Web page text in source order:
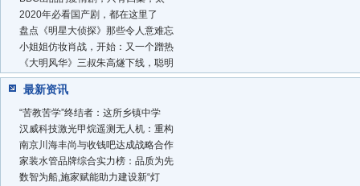
2020年必看国产剧，都在这里了
盘点《明星大侦探》那些令人意难忘
小姐姐仿妆肖战，开始：又一个蹭热
《大明风华》三叔朱高燧下线，聪明
最新资讯
“苦教苦学”终结者：这所乡镇中学
汉威科技激光甲烷遥测无人机：重构
南京川海丰尚与收钱吧达成战略合作
家装水管品牌综合实力榜：品质为先
数智为船,施家赋能助力建设新“灯